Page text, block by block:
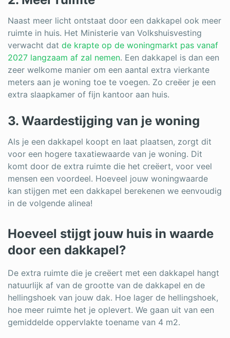
Naast meer licht ontstaat door een dakkapel ook meer
ruimte in huis. Het Ministerie van Volkshuisvesting
verwacht dat de krapte op de woningmarkt pas vanaf
2027 langzaam af zal nemen. Een dakkapel is dan een
zeer welkome manier om een aantal extra vierkante
meters aan je woning toe te voegen. Zo creëer je een
extra slaapkamer of fijn kantoor aan huis.
3. Waardestijging van je woning
Als je een dakkapel koopt en laat plaatsen, zorgt dit
voor een hogere taxatiewaarde van je woning. Dit
komt door de extra ruimte die het creëert, voor veel
mensen een voordeel. Hoeveel jouw woningwaarde
kan stijgen met een dakkapel berekenen we eenvoudig
in de volgende alinea!
Hoeveel stijgt jouw huis in waarde
door een dakkapel?
De extra ruimte die je creëert met een dakkapel hangt
natuurlijk af van de grootte van de dakkapel en de
hellingshoek van jouw dak. Hoe lager de hellingshoek,
hoe meer ruimte het je oplevert. We gaan uit van een
gemiddelde oppervlakte toename van 4 m2.